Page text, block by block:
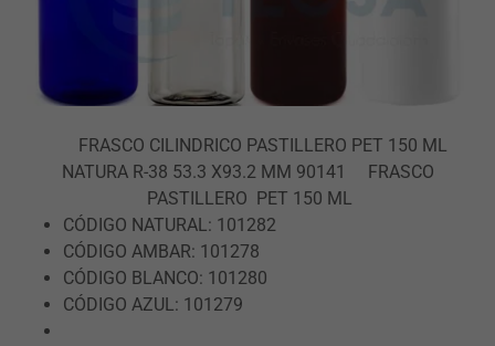
FRASCO CILINDRICO PASTILLERO PET 150 ML
NATURA R-38 53.3 X93.2 MM 90141 FRASCO
PASTILLERO PET 150 ML
CÓDIGO NATURAL: 101282
CÓDIGO AMBAR: 101278
CÓDIGO BLANCO: 101280
CÓDIGO AZUL: 101279